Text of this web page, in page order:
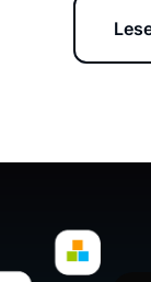
hat zu